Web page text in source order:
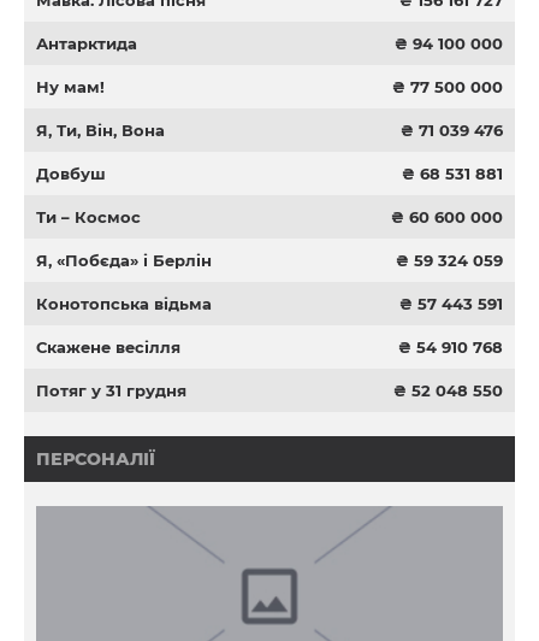
Антарктида ₴ 94 100 000
Ну мам! ₴ 77 500 000
Я, Ти, Він, Вона ₴ 71 039 476
Довбуш ₴ 68 531 881
Ти – Космос ₴ 60 600 000
Я, «Побєда» і Берлін ₴ 59 324 059
Конотопська відьма ₴ 57 443 591
Скажене весілля ₴ 54 910 768
Потяг у 31 грудня ₴ 52 048 550
ПЕРСОНАЛІЇ